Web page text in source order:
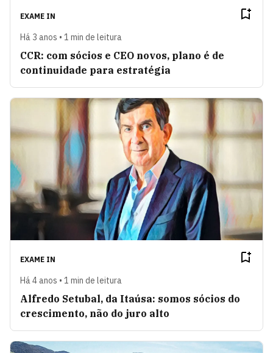
EXAME IN
Há 3 anos • 1 min de leitura
CCR: com sócios e CEO novos, plano é de
continuidade para estratégia
EXAME IN
Há 4 anos • 1 min de leitura
Alfredo Setubal, da Itaúsa: somos sócios do
crescimento, não do juro alto